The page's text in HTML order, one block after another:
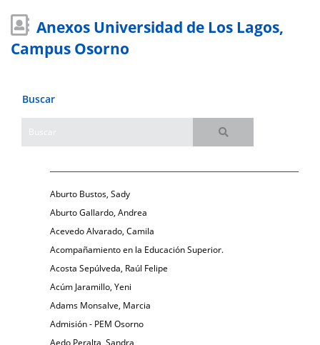
Anexos Universidad de Los Lagos,
Campus Osorno
Buscar
Aburto Bustos, Sady
Aburto Gallardo, Andrea
Acevedo Alvarado, Camila
Acompañamiento en la Educación Superior.
Acosta Sepúlveda, Raúl Felipe
Acúm Jaramillo, Yeni
Adams Monsalve, Marcia
Admisión - PEM Osorno
Aedo Peralta, Sandra